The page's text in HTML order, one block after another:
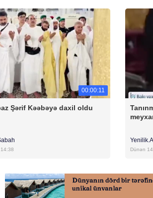
00:00:11
Şərif Kəəbəyə daxil oldu
Dünən